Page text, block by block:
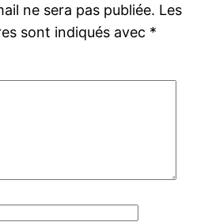
ne sera pas publiée. Les
sont indiqués avec *